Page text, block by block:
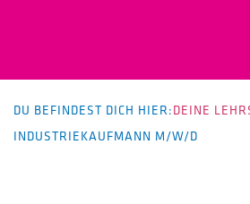
DU BEFINDEST DICH HIER:DEINE
INDUSTRIEKAUFMANN M/W/D